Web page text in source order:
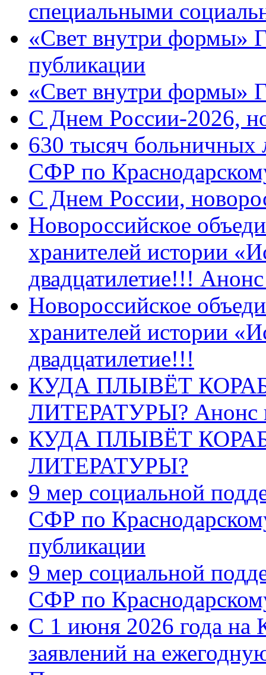
специальными
«Свет внутри формы»
публикации
«Свет внутри формы»
C Днем России-2026,
630 тысяч больничных
СФР по
C Днем России,
Новороссийское
хранителей истории
двадцатилетие!!!
Новороссийское
хранителей истории
двадцатилетие!!!
КУДА ПЛЫВЁТ
ЛИТЕРАТУРЫ? Анонс
КУДА ПЛЫВЁТ
ЛИТЕРАТУРЫ?
9 мер социальной
СФР по
публикации
9 мер социальной
СФР по
С 1 июня 2026 года на
заявлений на